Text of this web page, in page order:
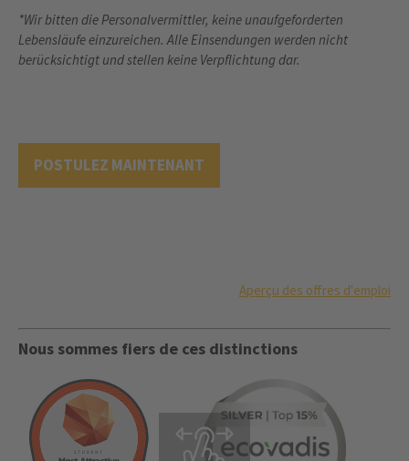
*Wir bitten die Personalvermittler, keine unaufgeforderten
Lebensläufe einzureichen. Alle Einsendungen werden nicht
berücksichtigt und stellen keine Verpflichtung dar.
POSTULEZ MAINTENANT
Aperçu des offres d'emploi
Nous sommes fiers de ces distinctions